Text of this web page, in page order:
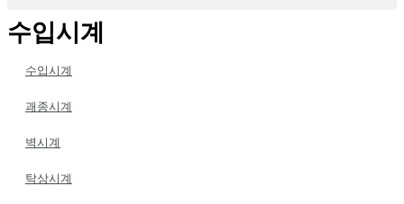
수입시계
수입시계
괘종시계
벽시계
탁상시계